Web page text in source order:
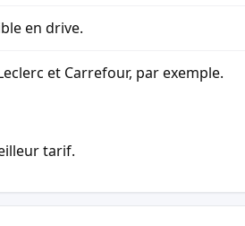
en drive.
et Carrefour, par exemple.
tarif.